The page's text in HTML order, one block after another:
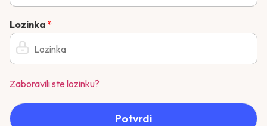
Lozinka *
Zaboravili ste lozinku?
Potvrdi